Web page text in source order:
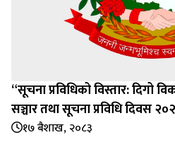
“सूचना प्रविधिको विस्तार: दिगो
सञ्चार तथा सूचना प्रविधि दिवस
१७ बैशाख, २०८३